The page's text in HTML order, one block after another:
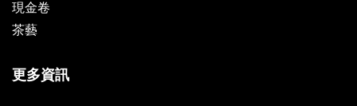
現金卷
茶藝
更多資訊